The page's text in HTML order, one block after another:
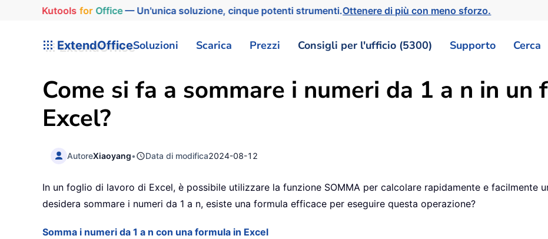
Kutools for Office— Un'unica soluzione, cinque potenti strumenti.Ottenere di più con meno sforzo.
ExtendOfficeSoluzioni Scarica Prezzi Consigli per l'ufficio (5300) Supporto Cerca
Come si fa a sommare i numeri da 1 a n in
Excel?
AutoreXiaoyang• Data di modifica2024-08-12
In un foglio di lavoro di Excel, è possibile utilizzare la funzione SOMMA per calcolare rapidamente e facilmente
desidera sommare i numeri da 1 a n, esiste una formula efficace per eseguire questa operazione?
Somma i numeri da 1 a n con una formula in Excel